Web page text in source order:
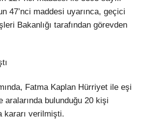
47’nci maddesi uyarınca, geçici
Bakanlığı tarafından görevden
Fatma Kaplan Hürriyet ile eşi
aralarında bulunduğu 20 kişi
kararı verilmişti.